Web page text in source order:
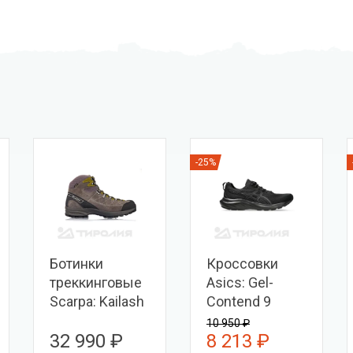
Ботинки
треккинговые
Scarpa: Kailash
32 990 ₽
-25%
Кроссовки
Asics: Gel-
Contend 9
10 950 ₽
8 213 ₽